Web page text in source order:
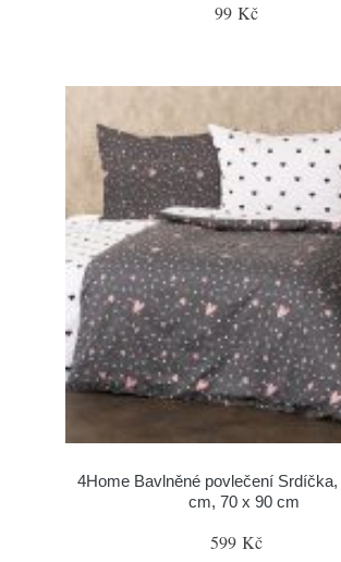
99 Kč
4Home Bavlněné povlečení Srdíčka,
cm, 70 x 90 cm
599 Kč